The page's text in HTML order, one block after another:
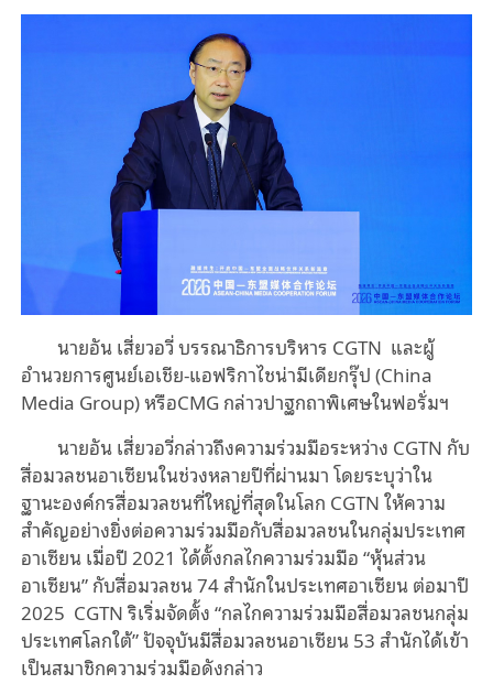
นายอัน เสี่ยวอวี่ บรรณาธิการบริหาร CGTN และผู้
อำนวยการศูนย์เอเชีย-แอฟริกาไชน่ามีเดียกรุ๊ป (China
Media Group) หรือCMG กล่าวปาฐกถาพิเศษในฟอรั่มฯ
นายอัน เสี่ยวอวี่กล่าวถึงความร่วมมือระหว่าง CGTN กับ
สื่อมวลชนอาเซียนในช่วงหลายปีที่ผ่านมา โดยระบุว่าใน
ฐานะองค์กรสื่อมวลชนที่ใหญ่ที่สุดในโลก CGTN ให้ความ
สำคัญอย่างยิ่งต่อความร่วมมือกับสื่อมวลชนในกลุ่มประเทศ
อาเซียน เมื่อปี 2021 ได้ตั้งกลไกความร่วมมือ “หุ้นส่วน
อาเซียน” กับสื่อมวลชน 74 สำนักในประเทศอาเซียน ต่อมาปี
2025 CGTN ริเริ่มจัดตั้ง “กลไกความร่วมมือสื่อมวลชนกลุ่ม
ประเทศโลกใต้” ปัจจุบันมีสื่อมวลชนอาเซียน 53 สำนักได้เข้า
เป็นสมาชิกความร่วมมือดังกล่าว